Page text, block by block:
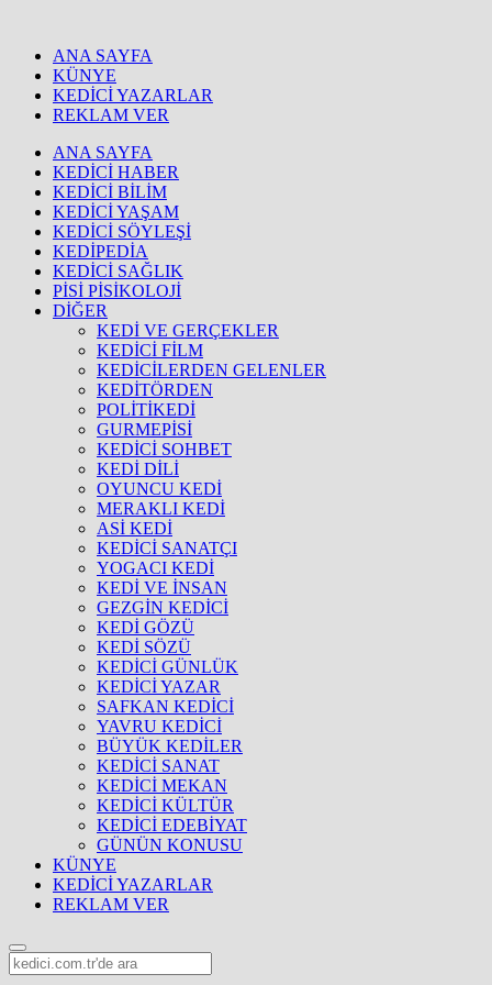
ANA SAYFA
KÜNYE
KEDİCİ YAZARLAR
REKLAM VER
ANA SAYFA
KEDİCİ HABER
KEDİCİ BİLİM
KEDİCİ YAŞAM
KEDİCİ SÖYLEŞİ
KEDİPEDİA
KEDİCİ SAĞLIK
PİSİ PİSİKOLOJİ
DİĞER
KEDİ VE GERÇEKLER
KEDİCİ FİLM
KEDİCİLERDEN GELENLER
KEDİTÖRDEN
POLİTİKEDİ
GURMEPİSİ
KEDİCİ SOHBET
KEDİ DİLİ
OYUNCU KEDİ
MERAKLI KEDİ
ASİ KEDİ
KEDİCİ SANATÇI
YOGACI KEDİ
KEDİ VE İNSAN
GEZGİN KEDİCİ
KEDİ GÖZÜ
KEDİ SÖZÜ
KEDİCİ GÜNLÜK
KEDİCİ YAZAR
SAFKAN KEDİCİ
YAVRU KEDİCİ
BÜYÜK KEDİLER
KEDİCİ SANAT
KEDİCİ MEKAN
KEDİCİ KÜLTÜR
KEDİCİ EDEBİYAT
GÜNÜN KONUSU
KÜNYE
KEDİCİ YAZARLAR
REKLAM VER